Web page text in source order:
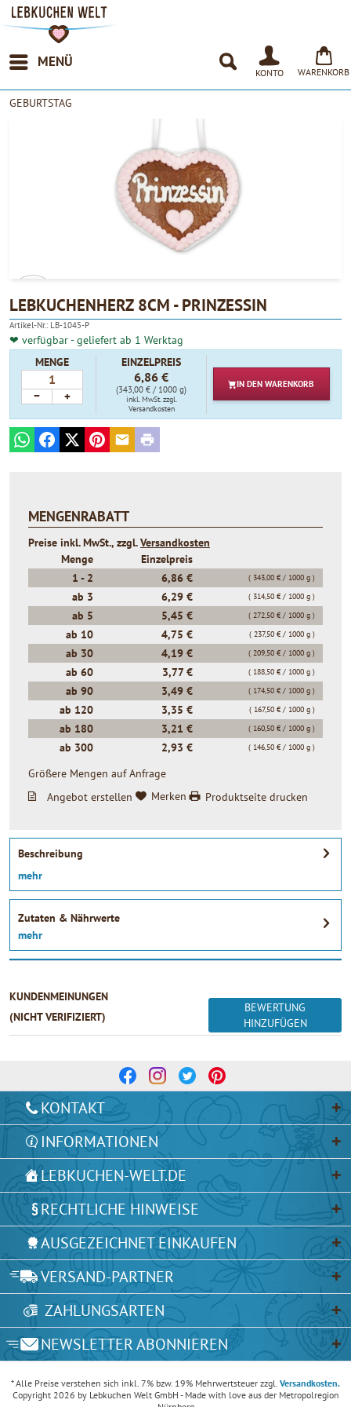
MENÜ
KONTO WARENKORB
GEBURTSTAG
4.90
LEBKUCHENHERZ 8CM - PRINZESSIN
Artikel-Nr.: LB-1045-P
❤ verfügbar - geliefert ab 1 Werktag
MENGE
− +
EINZELPREIS
6,86 €
(343,00 € / 1000 g)
inkl. MwSt.zzgl.
Versandkosten
IN DEN WARENKORB
WhatsAppFacebook
X PinterestE-mailPrint
MENGENRABATT
Preise inkl. MwSt., zzgl.Versandkosten
Menge
Einzelpreis
1 - 2 6,86 € ( 343,00 € / 1000 g )
ab 3 6,29 € ( 314,50 € / 1000 g )
ab 5 5,45 € ( 272,50 € / 1000 g )
ab 10 4,75 € ( 237,50 € / 1000 g )
ab 30 4,19 € ( 209,50 € / 1000 g )
ab 60 3,77 € ( 188,50 € / 1000 g )
ab 90 3,49 € ( 174,50 € / 1000 g )
ab 120 3,35 € ( 167,50 € / 1000 g )
ab 180 3,21 € ( 160,50 € / 1000 g )
ab 300 2,93 € ( 146,50 € / 1000 g )
Größere Mengen auf Anfrage
Angebot erstellen
Merken Produktseite drucken
Beschreibung
mehr
Zutaten & Nährwerte
mehr
KUNDENMEINUNGEN
(NICHT VERIFIZIERT)
BEWERTUNG
HINZUFÜGEN
KONTAKT
INFORMATIONEN
LEBKUCHEN-WELT.DE
RECHTLICHE HINWEISE
AUSGEZEICHNET EINKAUFEN
VERSAND-PARTNER
ZAHLUNGSARTEN
NEWSLETTER ABONNIEREN
* Alle Preise verstehen sich inkl. 7% bzw. 19% Mehrwertsteuer zzgl. Versandkosten.
Copyright 2026 by Lebkuchen Welt GmbH - Made with love aus der Metropolregion